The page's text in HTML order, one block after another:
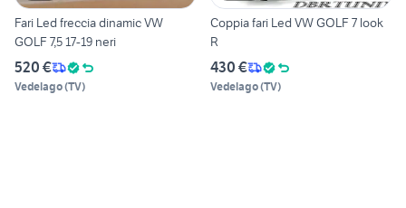
Fari Led freccia dinamic VW
GOLF 7,5 17-19 neri
520 €
Vedelago(TV)
Coppia fari Led VW GOLF 7 look
R
430 €
Vedelago(TV)